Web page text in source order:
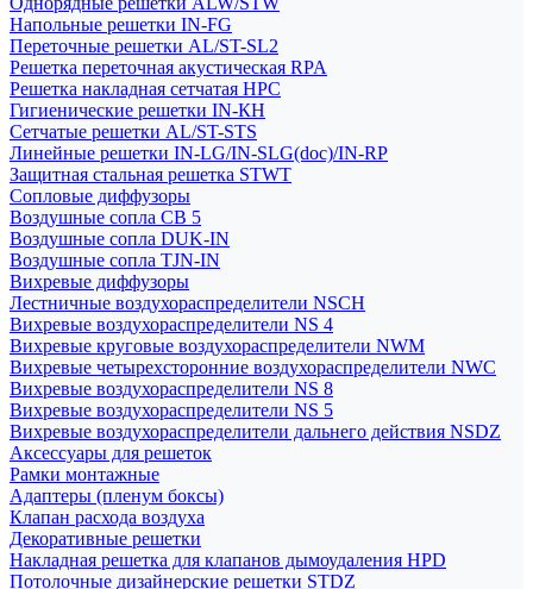
Напольные решетки IN-FG
Переточные решетки AL/ST-SL2
Решетка переточная акустическая RPA
Решетка накладная сетчатая НРС
Гигиенические решетки IN-КН
Сетчатые решетки AL/ST-STS
Линейные решетки IN-LG/IN-SLG(doc)/IN-RP
Защитная стальная решетка STWT
Сопловые диффузоры
Воздушные сопла СВ 5
Воздушные сопла DUK-IN
Воздушные сопла TJN-IN
Вихревые диффузоры
Лестничные воздухораспределители NSCH
Вихревые воздухораспределители NS 4
Вихревые круговые воздухораспределители NWM
Вихревые четырехсторонние воздухораспределители NWC
Вихревые воздухораспределители NS 8
Вихревые воздухораспределители NS 5
Вихревые воздухораспределители дальнего действия NSDZ
Аксессуары для решеток
Рамки монтажные
Адаптеры (пленум боксы)
Клапан расхода воздуха
Декоративные решетки
Накладная решетка для клапанов дымоудаления HPD
Потолочные дизайнерские решетки STDZ